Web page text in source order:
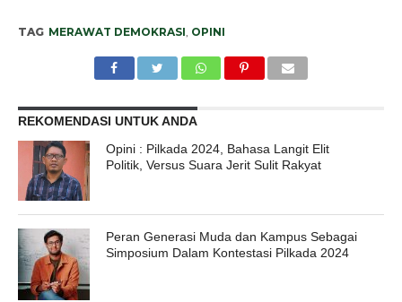
TAG MERAWAT DEMOKRASI, OPINI
REKOMENDASI UNTUK ANDA
Opini : Pilkada 2024, Bahasa Langit Elit
Politik, Versus Suara Jerit Sulit Rakyat
Peran Generasi Muda dan Kampus Sebagai
Simposium Dalam Kontestasi Pilkada 2024